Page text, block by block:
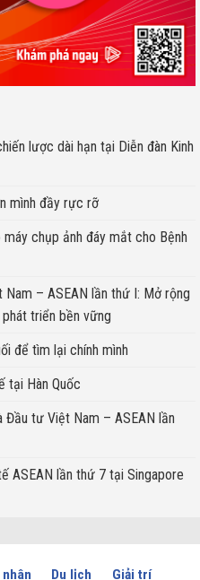
lược dài hạn tại Diễn đàn Kinh
mình đầy rực rỡ
chụp ảnh đáy mắt cho Bệnh
– ASEAN lần thứ I: Mở rộng
triển bền vững
để tìm lại chính mình
tại Hàn Quốc
Đầu tư Việt Nam – ASEAN lần
ASEAN lần thứ 7 tại Singapore
Du lịch Giải trí